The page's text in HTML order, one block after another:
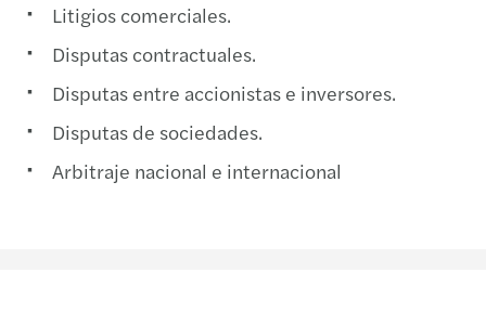
Litigios comerciales.
Disputas contractuales.
Disputas entre accionistas e inversores.
Disputas de sociedades.
Arbitraje nacional e internacional